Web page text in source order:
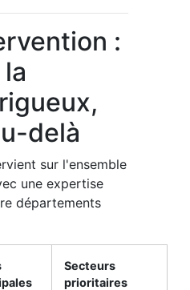
:
delà
sur l'ensemble
une expertise
départements
Secteurs
prioritaires